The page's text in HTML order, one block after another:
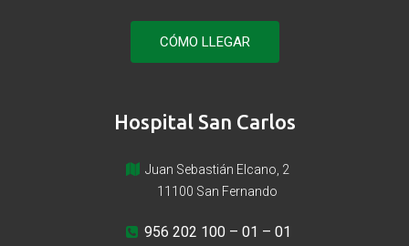
CÓMO LLEGAR
Hospital San Carlos
Juan Sebastián Elcano, 2
11100 San Fernando
956 202 100– 01 – 01